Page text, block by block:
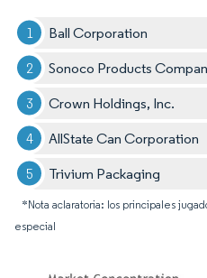
Ball Corporation
Sonoco Products
Crown Holdings, Inc.
AllState Can Corporation
Trivium Packaging
*Nota aclaratoria: los principales
especial